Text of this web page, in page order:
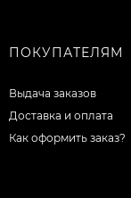
ПОКУПАТЕЛЯМ
Выдача заказов
Доставка и оплата
Как оформить заказ?